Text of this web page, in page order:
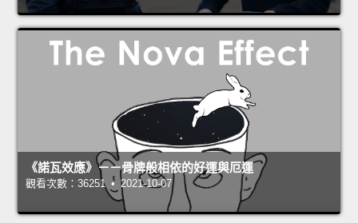
《諾瓦效應》－－骨牌般相依的好運與厄運
觀看次數：36251 • 2021-10-07